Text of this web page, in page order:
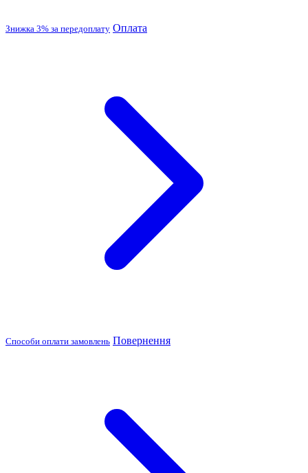
Знижка 3% за передоплату Оплата
Способи оплати замовлень Повернення